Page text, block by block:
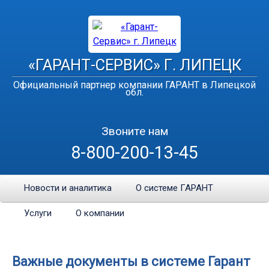
«ГАРАНТ-СЕРВИС» Г. ЛИПЕЦК
Официальный партнер компании ГАРАНТ в Липецкой
обл.
Звоните нам
8-800-200-13-45
Новости и аналитика О системе ГАРАНТ
Услуги О компании
Важные документы в системе Гарант